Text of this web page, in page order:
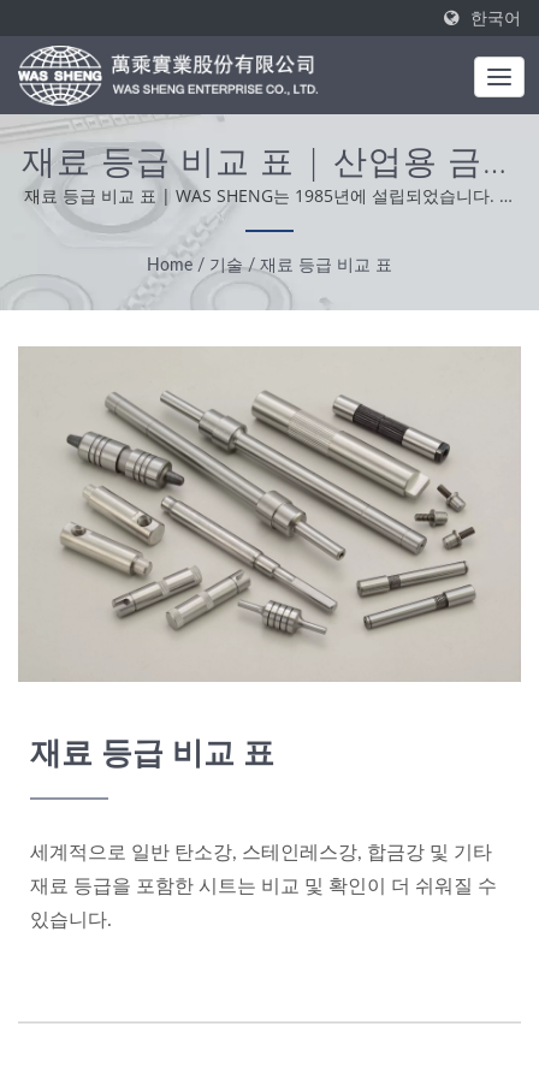
한국어
재료 등급 비교 표 | 산업용 금속
부품 - 스탬핑 및 단조 제조 |
WAS SHENG
재료 등급 비교 표 | WAS SHENG는 1985년에 설립되었습니다. 원
스톱 제조업체로서, 우리의 핵심 가치는 전문성, 편리성 및 문제 해
결사입니다. 전 세계의 고객 지원을 바탕으로, 우리는 정직하고 실용
적이며 신뢰할 수 있는 태도로 최고의 서비스와 제품을 제공합니다.
Home / 기술 / 재료 등급 비교 표
재료 등급 비교 표
세계적으로 일반 탄소강, 스테인레스강, 합금강 및 기타
재료 등급을 포함한 시트는 비교 및 확인이 더 쉬워질 수
있습니다.